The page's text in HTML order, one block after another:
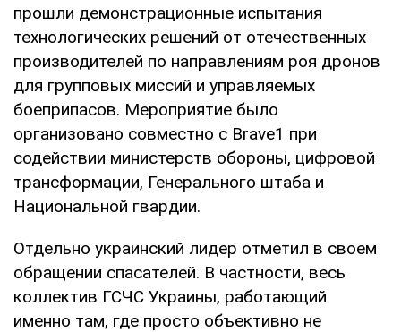
прошли демонстрационные испытания
технологических решений от отечественных
производителей по направлениям роя дронов
для групповых миссий и управляемых
боеприпасов. Мероприятие было
организовано совместно с Brave1 при
содействии министерств обороны, цифровой
трансформации, Генерального штаба и
Национальной гвардии.
Отдельно украинский лидер отметил в своем
обращении спасателей. В частности, весь
коллектив ГСЧС Украины, работающий
именно там, где просто объективно не